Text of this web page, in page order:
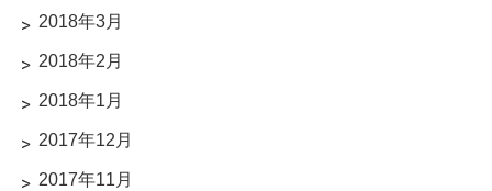
2018年3月
2018年2月
2018年1月
2017年12月
2017年11月